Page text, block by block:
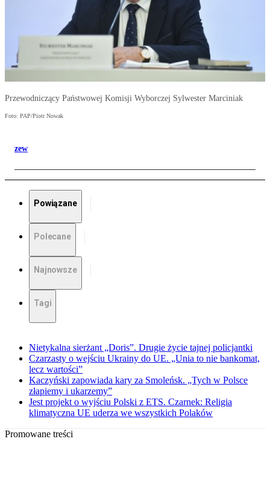
Przewodniczący Państwowej Komisji Wyborczej Sylwester Marciniak
Foto: PAP/Piotr Nowak
zew
Powiązane
Polecane
Najnowsze
Tagi
Nietykalna sierżant „Doris”. Drugie życie tajnej policjantki
Czarzasty o wejściu Ukrainy do UE. „Unia to nie bankomat,
lecz wartości”
Kaczyński zapowiada kary za Smoleńsk. „Tych w Polsce
złapiemy i ukarzemy”
Jest projekt o wyjściu Polski z ETS. Czarnek: Religia
klimatyczna UE uderza we wszystkich Polaków
Promowane treści